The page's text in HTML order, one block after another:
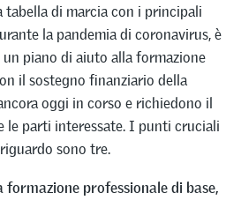
tabella di marcia con i principali
la pandemia di coronavirus, è
piano di aiuto alla formazione
il sostegno finanziario della
oggi in corso e richiedono il
parti interessate. I punti cruciali
sono tre.
formazione professionale di base,